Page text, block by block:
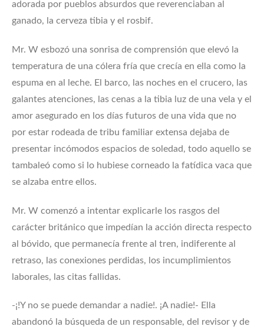
adorada por pueblos absurdos que reverenciaban al
ganado, la cerveza tibia y el rosbif.
Mr. W esbozó una sonrisa de comprensión que elevó la
temperatura de una cólera fría que crecía en ella como la
espuma en al leche. El barco, las noches en el crucero, las
galantes atenciones, las cenas a la tibia luz de una vela y el
amor asegurado en los días futuros de una vida que no
por estar rodeada de tribu familiar extensa dejaba de
presentar incómodos espacios de soledad, todo aquello se
tambaleó como si lo hubiese corneado la fatídica vaca que
se alzaba entre ellos.
Mr. W comenzó a intentar explicarle los rasgos del
carácter británico que impedían la acción directa respecto
al bóvido, que permanecía frente al tren, indiferente al
retraso, las conexiones perdidas, los incumplimientos
laborales, las citas fallidas.
-¡!Y no se puede demandar a nadie!. ¡A nadie!- Ella
abandonó la búsqueda de un responsable, del revisor y de